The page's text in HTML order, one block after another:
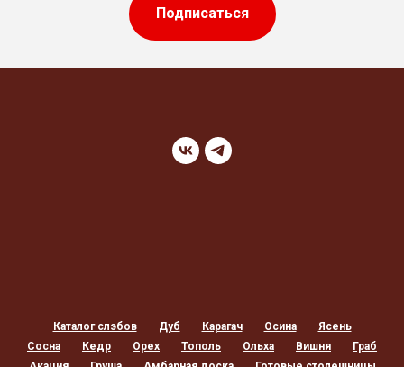
Подписаться
Каталог слэбов Дуб Карагач Осина
Ясень
Сосна
Кедр Орех Тополь Ольха Вишня
Граб